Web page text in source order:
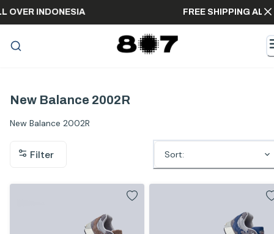
OVER INDONESIA FREE SHIPPING
New Balance 2002R
New Balance 2002R
Filter Sort: